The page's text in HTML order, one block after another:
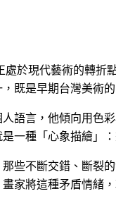
於現代藝術的轉折
既是早期台灣美術
語言，他傾向用色
一種「心象描繪」
些不斷交錯、斷裂
家將這種矛盾情緒